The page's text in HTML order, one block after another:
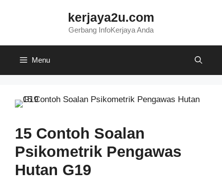
kerjaya2u.com
Gerbang InfoKerjaya Anda
Menu
15 Contoh Soalan
Psikometrik Pengawas
Hutan G19